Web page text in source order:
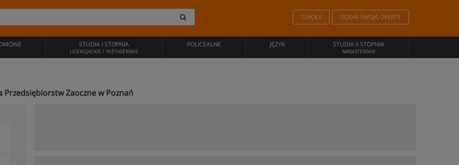
SZKOŁY DODAJ SWOJĄ OFERTĘ
STUDIA I STOPNIA
LICENCJACKIE / INŻYNIERSKIE
POLICEALNE JĘZYK STUDIA II STOPNIA
MAGISTERSKIE
Zaoczne w Poznań